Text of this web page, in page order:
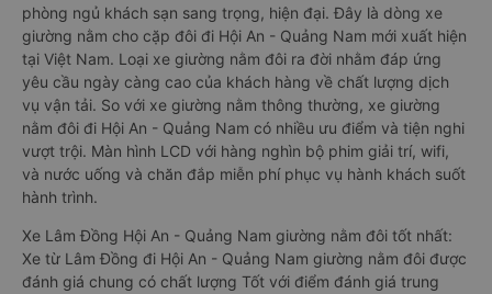
phòng ngủ khách sạn sang trọng, hiện đại. Đây là dòng xe
giường nằm cho cặp đôi đi Hội An - Quảng Nam mới xuất hiện
tại Việt Nam. Loại xe giường nằm đôi ra đời nhằm đáp ứng
yêu cầu ngày càng cao của khách hàng về chất lượng dịch
vụ vận tải. So với xe giường nằm thông thường, xe giường
nằm đôi đi Hội An - Quảng Nam có nhiều ưu điểm và tiện nghi
vượt trội. Màn hình LCD với hàng nghìn bộ phim giải trí, wifi,
và nước uống và chăn đắp miễn phí phục vụ hành khách suốt
hành trình.
Xe Lâm Đồng Hội An - Quảng Nam giường nằm đôi tốt nhất:
Xe từ Lâm Đồng đi Hội An - Quảng Nam giường nằm đôi được
đánh giá chung có chất lượng Tốt với điểm đánh giá trung